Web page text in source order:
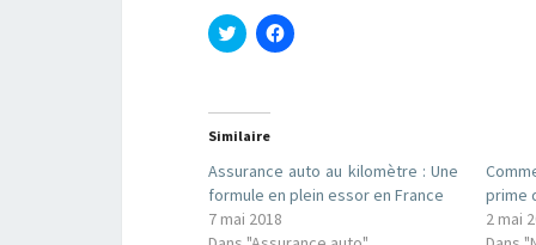
C
l
e
p
u
p
a
r
C
l
u
p
Similaire
Assurance auto au kilomètre : Une
formule en plein essor en France
7 mai 2018
prime
2 mai